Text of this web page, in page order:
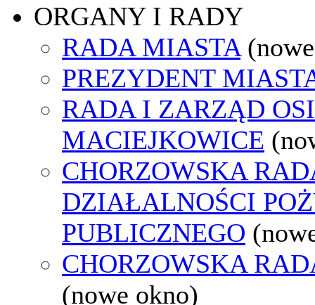
ORGANY I RADY
RADA MIASTA
PREZYDENT
RADA I ZARZĄD
MACIEJKOWICE
CHORZOWSKA
DZIAŁALNOŚCI
PUBLICZNEGO
CHORZOWSKA
(nowe okno)